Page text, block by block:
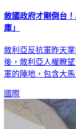
敘國政府才剛倒台
庫」
敘利亞反抗軍昨天
後，敘利亞人權瞭
軍的陣地，包含大
國際